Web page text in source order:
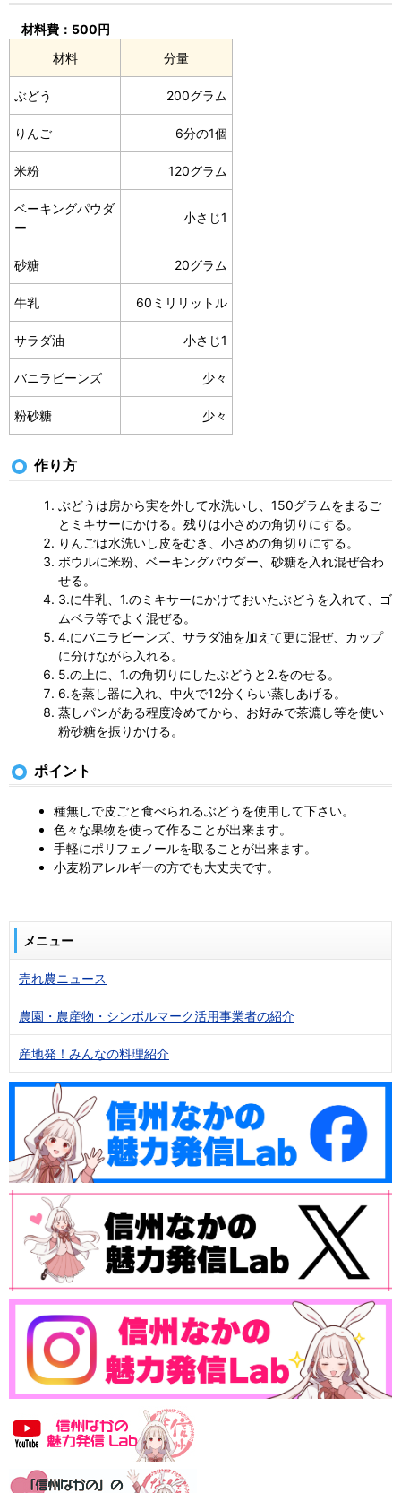
材料費：500円
材料
分量
ぶどう 200グラム
りんご 6分の1個
米粉 120グラム
ベーキングパウダ
ー
小さじ1
砂糖 20グラム
牛乳 60ミリリットル
サラダ油 小さじ1
バニラビーンズ 少々
粉砂糖 少々
作り方
ぶどうは房から実を外して水洗いし、150グラムをまるご
とミキサーにかける。残りは小さめの角切りにする。
りんごは水洗いし皮をむき、小さめの角切りにする。
ボウルに米粉、ベーキングパウダー、砂糖を入れ混ぜ合わ
せる。
3.に牛乳、1.のミキサーにかけておいたぶどうを入れて、ゴ
ムベラ等でよく混ぜる。
4.にバニラビーンズ、サラダ油を加えて更に混ぜ、カップ
に分けながら入れる。
5.の上に、1.の角切りにしたぶどうと2.をのせる。
6.を蒸し器に入れ、中火で12分くらい蒸しあげる。
蒸しパンがある程度冷めてから、お好みで茶漉し等を使い
粉砂糖を振りかける。
ポイント
種無しで皮ごと食べられるぶどうを使用して下さい。
色々な果物を使って作ることが出来ます。
手軽にポリフェノールを取ることが出来ます。
小麦粉アレルギーの方でも大丈夫です。
メニュー
売れ農ニュース
農園・農産物・シンボルマーク活用事業者の紹介
産地発！みんなの料理紹介